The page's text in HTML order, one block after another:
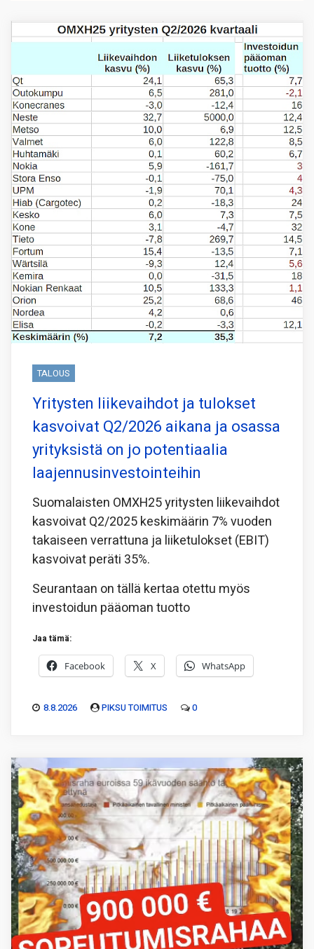
TALOUS
Yritysten liikevaihdot ja tulokset
kasvoivat Q2/2026 aikana ja osassa
yrityksistä on jo potentiaalia
laajennusinvestointeihin
Suomalaisten OMXH25 yritysten liikevaihdot
kasvoivat Q2/2025 keskimäärin 7% vuoden
takaiseen verrattuna ja liiketulokset (EBIT)
kasvoivat peräti 35%.
Seurantaan on tällä kertaa otettu myös
investoidun pääoman tuotto
Jaa tämä:
Facebook X WhatsApp
8.8.2026 PIKSU TOIMITUS 0